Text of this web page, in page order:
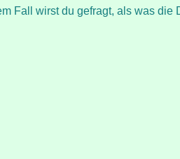
Fall wirst du gefragt, als was